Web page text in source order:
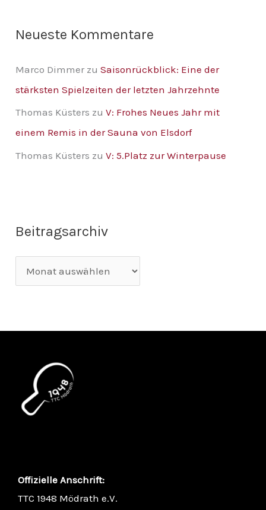
Neueste Kommentare
Marco Dimmer zuSaisonrückblick: Eine der
stärksten Spielzeiten der letzten Jahrzehnte
Thomas Küsters zuV: Frohes Neues Jahr mit
einem Remis in der Sauna von Elsdorf
Thomas Küsters zuV: 5.Platz zur Winterpause
Beitragsarchiv
Offizielle Anschrift:
TTC 1948 Mödrath e.V.